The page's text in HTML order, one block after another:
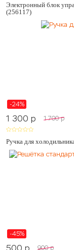
Электронный блок
(256117)
-24%
1 300 p 1 700 p
Ручка для
-45%
900 p